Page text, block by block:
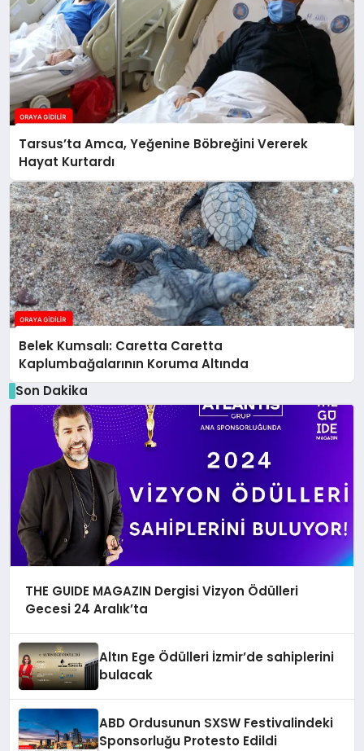
Tarsus’ta Amca, Yeğenine Böbreğini Vererek
Hayat Kurtardı
Belek Kumsalı: Caretta Caretta
Kaplumbağalarının Koruma Altında
Son Dakika
THE GUIDE MAGAZIN Dergisi Vizyon Ödülleri
Gecesi 24 Aralık’ta
Altın Ege Ödülleri İzmir’de sahiplerini
bulacak
ABD Ordusunun SXSW Festivalindeki
Sponsorluğu Protesto Edildi